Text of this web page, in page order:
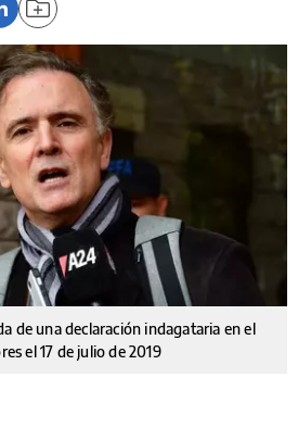
de una declaración indagataria en el
el 17 de julio de 2019